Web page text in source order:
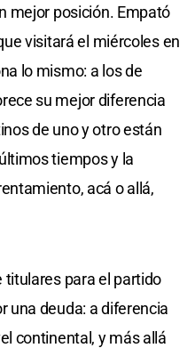
mejor posición. Empató
visitará el miércoles en
lo mismo: a los de
su mejor diferencia
de uno y otro están
tiempos y la
acá o allá,
titulares para el partido
una deuda: a diferencia
continental, y más allá